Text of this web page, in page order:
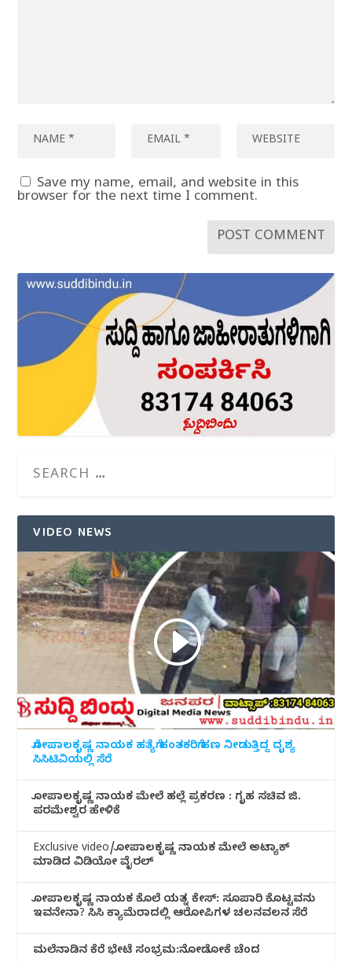
Save my name, email, and website in this
browser for the next time I comment.
VIDEO NEWS
ಗೋಪಾಲಕೃಷ್ಣ ನಾಯಕ ಹತ್ಯೆಗೆ ಹಂತಕರಿಗೆ ಹಣ ನೀಡುತ್ತಿದ್ದ ದೃಶ್ಯ
ಸಿಸಿಟಿವಿಯಲ್ಲಿ ಸೆರೆ
ಗೋಪಾಲಕೃಷ್ಣ ನಾಯಕ ಮೇಲೆ ಹಲ್ಲೆ ಪ್ರಕರಣ : ಗೃಹ ಸಚಿವ ಜಿ.
ಪರಮೇಶ್ವರ ಹೇಳಿಕೆ
Exclusive video/ಗೋಪಾಲಕೃಷ್ಣ ನಾಯಕ ಮೇಲೆ ಅಟ್ಯಾಕ್
ಮಾಡಿದ ವಿಡಿಯೋ ವೈರಲ್
ಗೋಪಾಲಕೃಷ್ಣ ನಾಯಕ ಕೊಲೆ ಯತ್ನ ಕೇಸ್: ಸೂಪಾರಿ ಕೊಟ್ಟವನು
ಇವನೇನಾ? ಸಿಸಿ ಕ್ಯಾಮೆರಾದಲ್ಲಿ ಆರೋಪಿಗಳ ಚಲನವಲನ ಸೆರೆ
ಮಲೆನಾಡಿ‌ನ ಕೆರೆ ಭೇಟೆ ಸಂಭ್ರಮ:ನೋಡೋಕೆ ಚೆಂದ